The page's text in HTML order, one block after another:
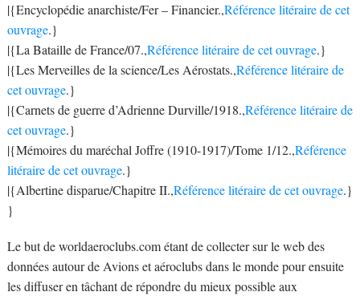
|{Encyclopédie anarchiste/Fer – Financier.,Référence litéraire de cet
ouvrage.}
|{La Bataille de France/07.,Référence litéraire de cet ouvrage.}
|{Les Merveilles de la science/Les Aérostats.,Référence litéraire de
cet ouvrage.}
|{Carnets de guerre d’Adrienne Durville/1918.,Référence litéraire de
cet ouvrage.}
|{Mémoires du maréchal Joffre (1910-1917)/Tome 1/12.,Référence
litéraire de cet ouvrage.}
|{Albertine disparue/Chapitre II.,Référence litéraire de cet ouvrage.}
}
Le but de worldaeroclubs.com étant de collecter sur le web des
données autour de Avions et aéroclubs dans le monde pour ensuite
les diffuser en tâchant de répondre du mieux possible aux